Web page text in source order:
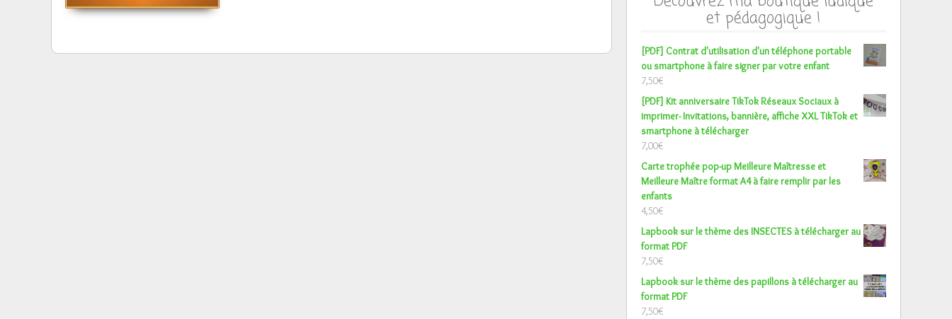
et pédagogique !
[PDF] Contrat d'utilisation d'un téléphone portable
ou smartphone à faire signer par votre enfant
7,50€
[PDF] Kit anniversaire TikTok Réseaux Sociaux à
imprimer- Invitations, bannière, affiche XXL TikTok et
smartphone à télécharger
7,00€
Carte trophée pop-up Meilleure Maîtresse et
Meilleure Maître format A4 à faire remplir par les
enfants
4,50€
Lapbook sur le thème des INSECTES à télécharger au
format PDF
7,50€
Lapbook sur le thème des papillons à télécharger au
format PDF
7,50€